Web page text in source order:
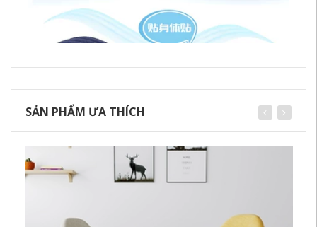
SẢN PHẨM ƯA THÍCH